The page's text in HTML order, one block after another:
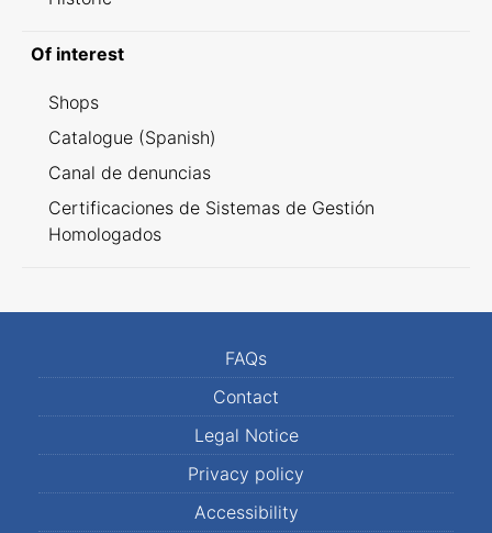
Of interest
Shops
Catalogue (Spanish)
Canal de denuncias
Certificaciones de Sistemas de Gestión
Homologados
FAQs
Contact
Legal Notice
Privacy policy
Accessibility